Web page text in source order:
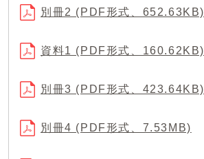
別冊2 (PDF形式、652.63KB)
資料1 (PDF形式、160.62KB)
別冊3 (PDF形式、423.64KB)
別冊4 (PDF形式、7.53MB)